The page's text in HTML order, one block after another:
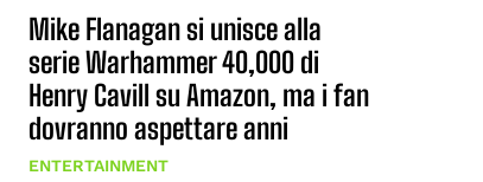
Mike Flanagan si unisce alla
serie Warhammer 40,000 di
Henry Cavill su Amazon, ma i fan
dovranno aspettare anni
ENTERTAINMENT